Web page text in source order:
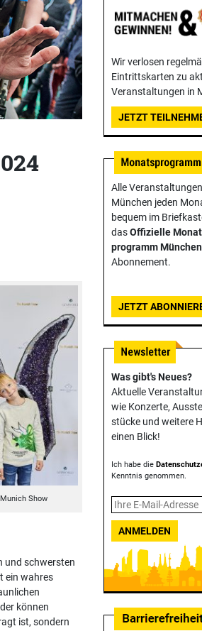
Show
und schwersten
ein wahres
können
ist, sondern
Wir verlosen
Eintrittskarten zu
Veranstaltungen in
JETZT
Alle
München jeden
bequem im
dasOffizielle
programm München
Abonnement.
JETZT
Was gibt's Neues?
Aktuelle
wie Konzerte,
stücke und weitere
einen Blick!
Ich habe die
Kenntnis genommen.
ANMELDEN